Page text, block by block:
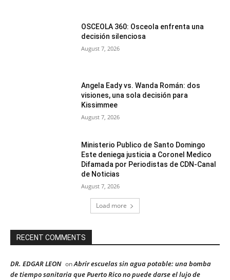
OSCEOLA 360: Osceola enfrenta una
decisión silenciosa
August 7, 2026
Angela Eady vs. Wanda Román: dos
visiones, una sola decisión para
Kissimmee
August 7, 2026
Ministerio Publico de Santo Domingo
Este deniega justicia a Coronel Medico
Difamada por Periodistas de CDN-Canal
de Noticias
August 7, 2026
Load more
RECENT COMMENTS
DR. EDGAR LEON onAbrir escuelas sin agua potable: una bomba
de tiempo sanitaria que Puerto Rico no puede darse el lujo de